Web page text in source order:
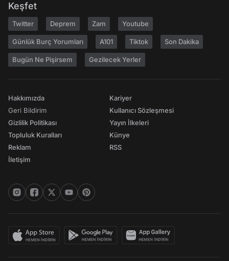
Keşfet
Twitter Deprem Zam Youtube
Günlük Burç Yorumları A101 Tiktok Son Dakika
Bugün Ne Pişirsem Gezilecek Yerler
Hakkımızda
Geri Bildirim
Gizlilik Politikası
Topluluk Kuralları
Reklam
İletişim
Kariyer
Kullanıcı Sözleşmesi
Yayın İlkeleri
Künye
RSS